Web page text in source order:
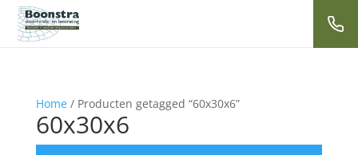
Home/ Producten getagged “60x30x6”
60x30x6